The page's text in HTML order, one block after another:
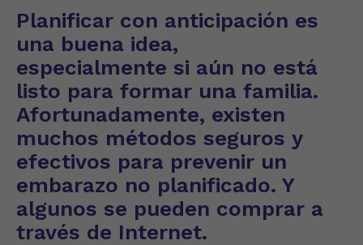
Planificar con anticipación es
una buena idea,
especialmente si aún no está
listo para formar una familia.
Afortunadamente, existen
muchos métodos seguros y
efectivos para prevenir un
embarazo no planificado. Y
algunos se pueden comprar a
través de Internet.